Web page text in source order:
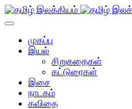
முகப்பு
இயல்
சிறுகதைகள்
கட்டுரைகள்
இசை
நாடகம்
கவிதை